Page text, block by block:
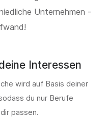
Unternehmen -
Interessen
wird auf Basis deiner
du nur Berufe
passen.